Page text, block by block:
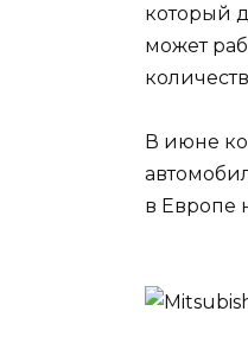
который
может
В июне
в Европе